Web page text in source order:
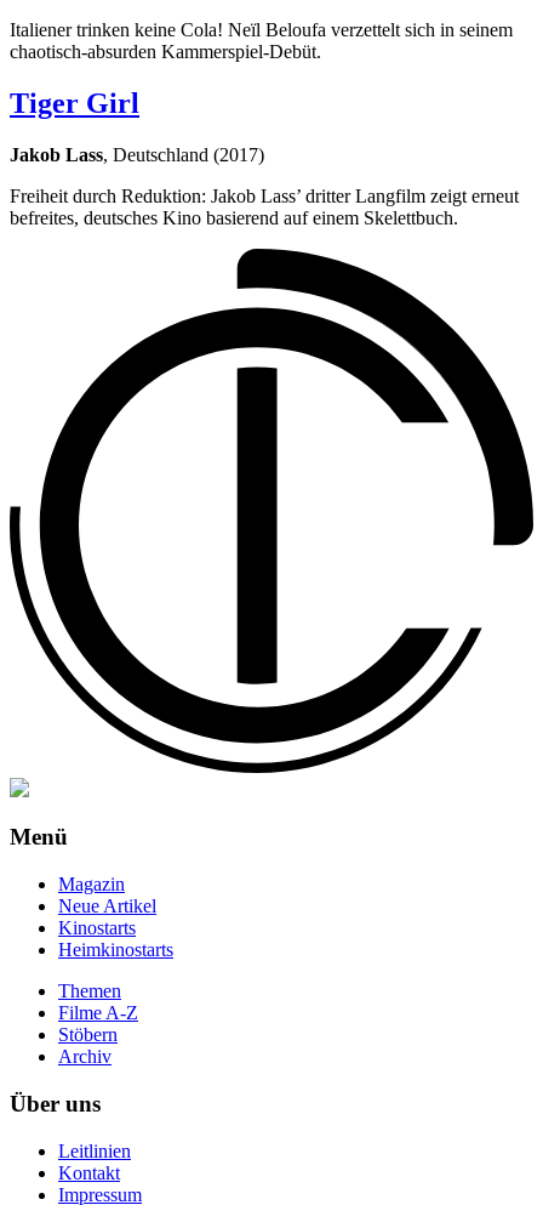
Italiener trinken keine Cola! Neïl Beloufa verzettelt sich in seinem
chaotisch-absurden Kammerspiel-Debüt.
Tiger Girl
Jakob Lass, Deutschland (2017)
Freiheit durch Reduktion: Jakob Lass’ dritter Langfilm zeigt erneut
befreites, deutsches Kino basierend auf einem Skelettbuch.
Menü
Magazin
Neue Artikel
Kinostarts
Heimkinostarts
Themen
Filme A-Z
Stöbern
Archiv
Über uns
Leitlinien
Kontakt
Impressum